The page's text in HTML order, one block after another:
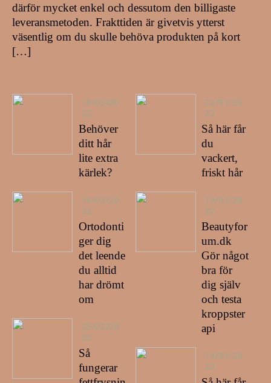
därför mycket enkel och dessutom den billigaste
leveransmetoden. Frakttiden är givetvis ytterst
väsentlig om du skulle behöva produkten på kort
[…]
18/03/20
22
Behöver
ditt hår
lite extra
kärlek?
10/03/20
22
Ortodonti
ger dig
det leende
du alltid
har drömt
om
25/02/20
22
Så
fungerar
22/01/20
22
Så här får
du
vackert,
friskt hår
19/01/20
22
Beautyfor
um.dk
Gör något
bra för
dig själv
och testa
kroppster
api
14/01/20
22